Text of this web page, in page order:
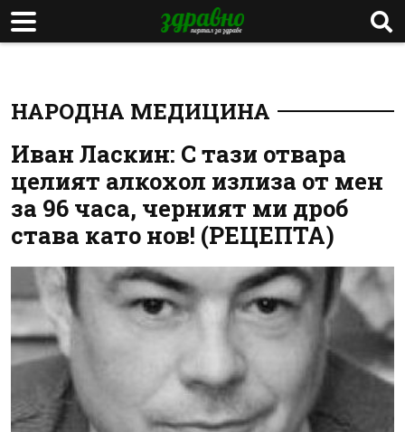
НАРОДНА МЕДИЦИНА
Иван Ласкин: С тази отвара
целият алкохол излиза от мен
за 96 часа, черният ми дроб
става като нов! (РЕЦЕПТА)